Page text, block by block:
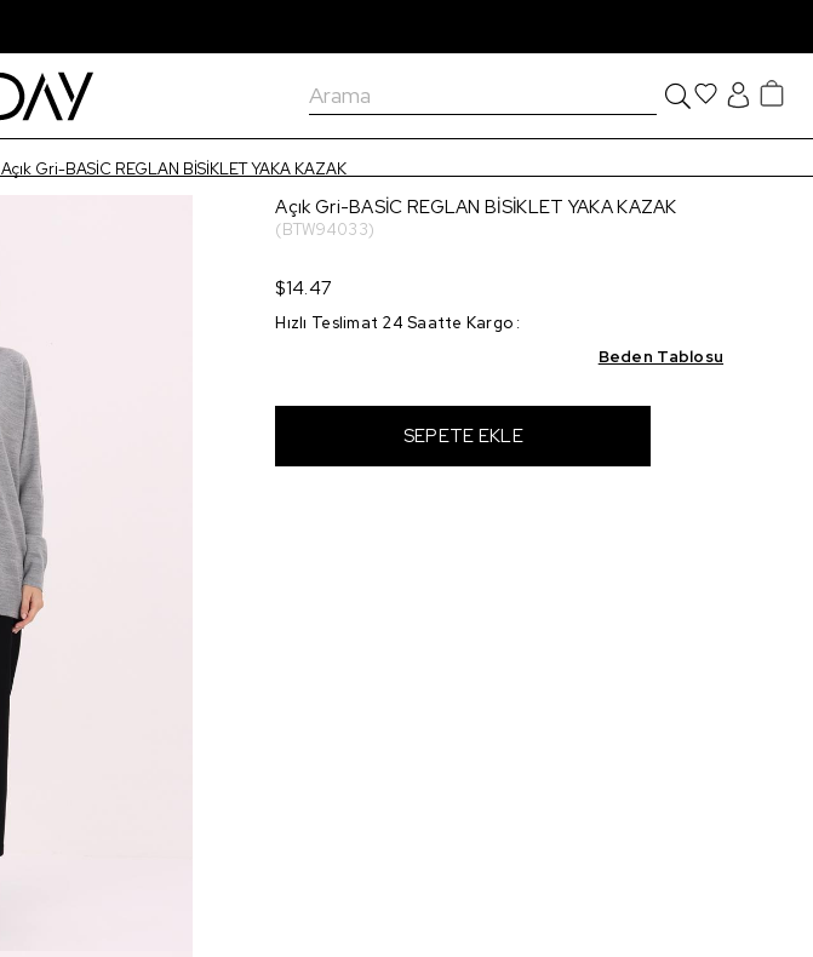
Açık Gri-BASİC REGLAN BİSİKLET YAKA KAZAK
Açık Gri-BASİC REGLAN BİSİKLET YAKA KAZAK
(BTW94033)
$14.47
Hızlı Teslimat 24 Saatte Kargo :
Beden Tablosu